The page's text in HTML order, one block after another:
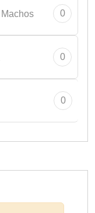
Machos 0
0
0